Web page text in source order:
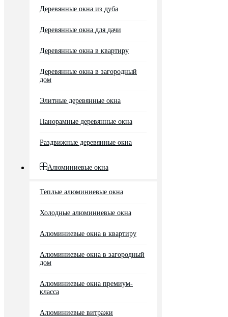
Деревянные окна из дуба
Деревянные окна для дачи
Деревянные окна в квартиру
Деревянные окна в загородный
дом
Элитные деревянные окна
Панорамные деревянные окна
Раздвижные деревянные окна
Алюминиевые окна
Теплые алюминиевые окна
Холодные алюминиевые окна
Алюминиевые окна в квартиру
Алюминиевые окна в загородный
дом
Алюминиевые окна премиум-
класса
Алюминиевые витражи